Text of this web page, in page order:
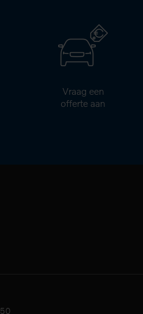
Vraag een
offerte aan